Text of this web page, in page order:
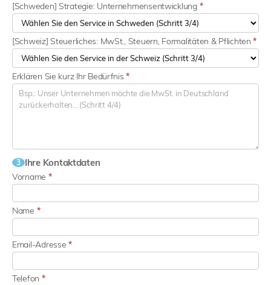
[Schweden] Strategie: Unternehmensentwicklung *
[Schweiz] Steuerliches: MwSt., Steuern, Formalitäten & Pflichten*
Erklären Sie kurz Ihr Bedürfnis*
3 Ihre Kontaktdaten
Vorname *
Name *
Email-Adresse*
Telefon *